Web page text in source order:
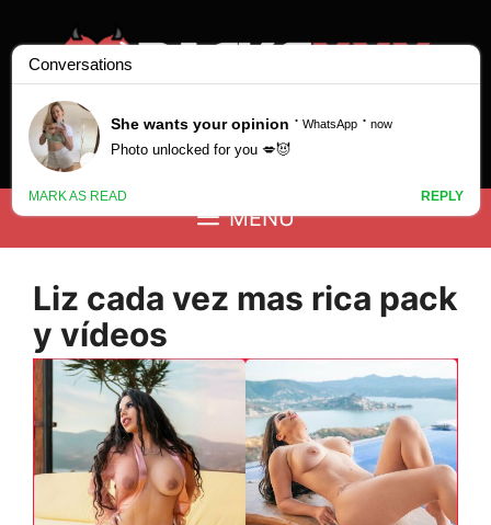
contenido
Buscar:
MENÚ
Liz cada vez mas rica pack
y vídeos